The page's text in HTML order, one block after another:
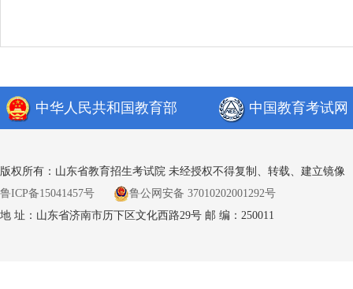
中华人民共和国教育部 中国教育考试网
版权所有：山东省教育招生考试院 未经授权不得复制、转载、建立镜像
鲁ICP备15041457号
鲁公网安备 37010202001292号
地 址：山东省济南市历下区文化西路29号 邮 编：250011